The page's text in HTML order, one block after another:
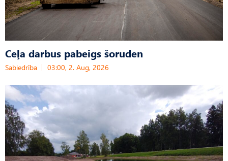
Ceļa darbus pabeigs šoruden
Sabiedrība 03:00, 2. Aug, 2026